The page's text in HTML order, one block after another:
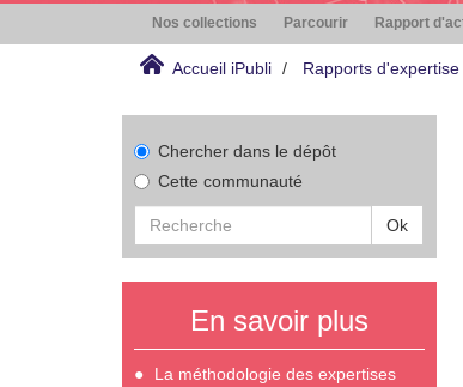
Nos collections Parcourir Rapport
Accueil iPubli Rapports
Chercher dans le dépôt
Cette communauté
Ok
En savoir plus
La méthodologie des expertises